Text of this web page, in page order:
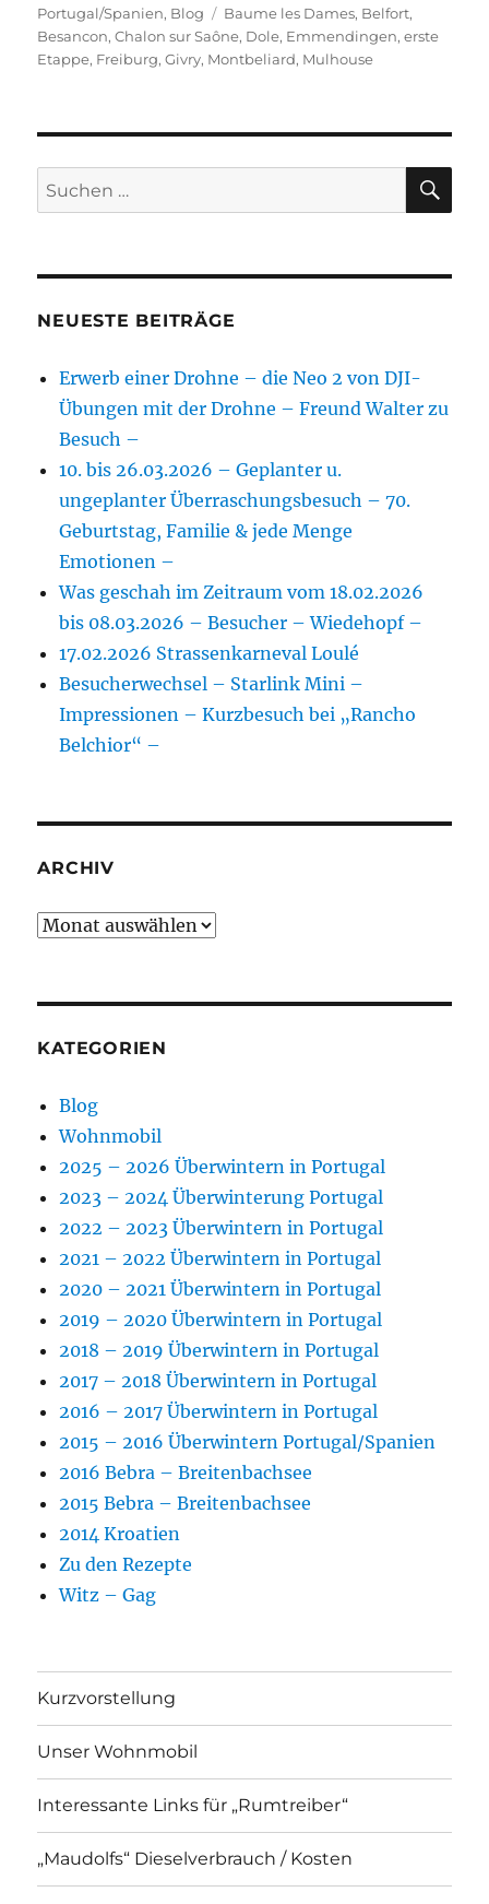
am
Portugal/Spanien, Blog Schlagwörter
Baume les Dames, Belfort,
Besancon,Chalon sur Saône, Dole, Emmendingen,erste
Etappe, Freiburg,Givry, Montbeliard, Mulhouse
Suchen
nach:
NEUESTE BEITRÄGE
Erwerb einer Drohne – die Neo 2 von DJI-
Übungen mit der Drohne – Freund Walter zu
Besuch –
10. bis 26.03.2026 – Geplanter u.
ungeplanter Überraschungsbesuch – 70.
Geburtstag, Familie & jede Menge
Emotionen –
Was geschah im Zeitraum vom 18.02.2026
bis 08.03.2026 – Besucher – Wiedehopf –
17.02.2026 Strassenkarneval Loulé
Besucherwechsel – Starlink Mini –
Impressionen – Kurzbesuch bei „Rancho
Belchior“ –
ARCHIV
Archiv
KATEGORIEN
Blog
Wohnmobil
2025 – 2026 Überwintern in Portugal
2023 – 2024 Überwinterung Portugal
2022 – 2023 Überwintern in Portugal
2021 – 2022 Überwintern in Portugal
2020 – 2021 Überwintern in Portugal
2019 – 2020 Überwintern in Portugal
2018 – 2019 Überwintern in Portugal
2017 – 2018 Überwintern in Portugal
2016 – 2017 Überwintern in Portugal
2015 – 2016 Überwintern Portugal/Spanien
2016 Bebra – Breitenbachsee
2015 Bebra – Breitenbachsee
2014 Kroatien
Zu den Rezepte
Witz – Gag
Kurzvorstellung
Unser Wohnmobil
Interessante Links für „Rumtreiber“
„Maudolfs“ Dieselverbrauch / Kosten